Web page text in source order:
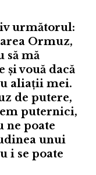
următorul:
Ormuz,
să mă
și vouă dacă
aliații mei.
de putere,
puternici,
ne poate
unui
i se poate